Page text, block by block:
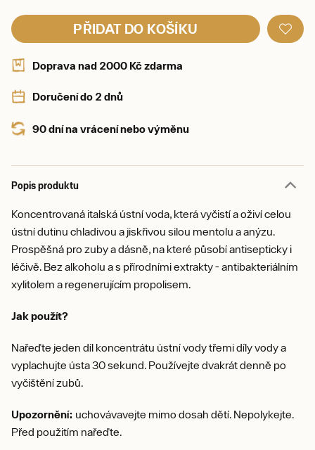
PŘIDAT DO KOŠÍKU
Doprava nad 2000 Kč zdarma
Doručení do 2 dnů
90 dní na vrácení nebo výměnu
Popis produktu
Koncentrovaná italská ústní voda, která vyčistí a oživí celou
ústní dutinu chladivou a jiskřivou silou mentolu a anýzu.
Prospěšná pro zuby a dásně, na které působí antisepticky i
léčivě. Bez alkoholu a s přírodními extrakty - antibakteriálním
xylitolem a regenerujícím propolisem.
Jak použít?
Nařeďte jeden díl koncentrátu ústní vody třemi díly vody a
vyplachujte ústa 30 sekund. Používejte dvakrát denně po
vyčištění zubů.
Upozornění: uchovávavejte mimo dosah dětí. Nepolykejte.
Před použitím nařeďte.